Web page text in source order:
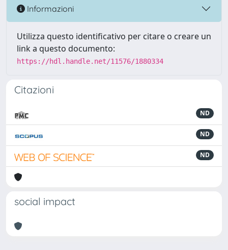
Informazioni
Utilizza questo identificativo per citare o creare un
link a questo documento:
https://hdl.handle.net/11576/1880334
Citazioni
ND
ND
ND
social impact